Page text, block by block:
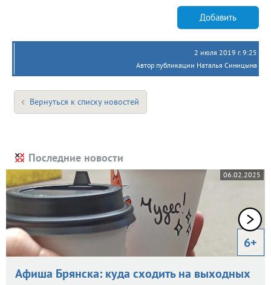
Добавить
2 июля 2019 г. 9:25
Автор публикации Наталья Синицына
Вернуться к списку новостей
Последние новости
06.02.2025
6+
Афиша Брянска: куда сходить на выходных